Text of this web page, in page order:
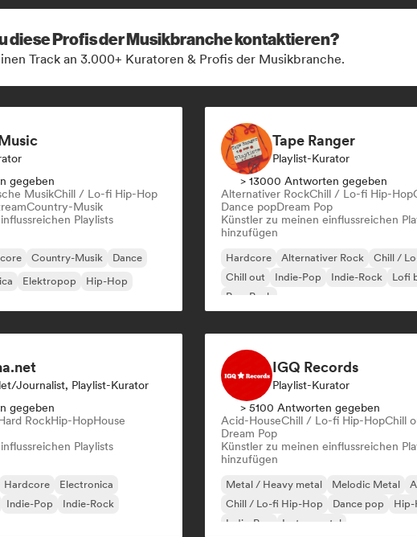
diese Profis der Musikbranche kontaktieren?
Track an 3.000+ Kuratoren & Profis der Musikbranche.
gegeben
MusikChill / Lo-fi Hip-Hop
Country-Musik
Playlists
Country-Musik
Dance
Elektropop Hip-Hop
Tape Ranger
Playlist-Kurator
> 13000 Antworten gegeben
Alternativer RockChill / Lo-fi Hip-Hop
Dance popDream Pop
Künstler zu meinen einflussreichen
hinzufügen
Hardcore Alternativer Rock
Chill /
Chill out
Indie-Pop Indie-Rock
Lofi
Pop-Punk
Journalist, Playlist-Kurator
gegeben
RockHip-HopHouse
Playlists
Hardcore
Electronica
Indie-Pop
Indie-Rock
IGQ Records
Playlist-Kurator
> 5100 Antworten gegeben
Acid-HouseChill / Lo-fi Hip-HopChill
Dream Pop
Künstler zu meinen einflussreichen
hinzufügen
Metal / Heavy metal Melodic Metal
Chill / Lo-fi Hip-Hop
Dance pop
Hip-
Indie-Pop
Instrumental